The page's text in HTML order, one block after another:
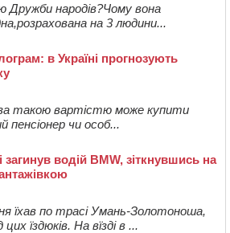
Дружби народів?Чому вона
на 3 людини...
в Україні прогнозують
за такою вартістю може купити
пенсіонер чи особ...
загинув водій BMW, зіткнувшись на
їхав по трасі Умань-Золотоноша,
їздюків. На вїзді в ...